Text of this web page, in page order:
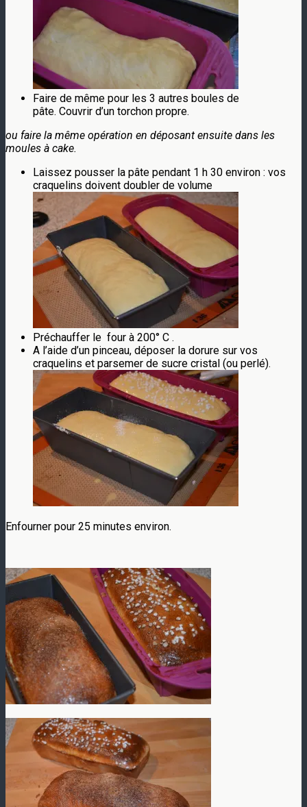
Faire de même pour les 3 autres boules de
pâte. Couvrir d’un torchon propre.
ou faire la même opération en déposant ensuite dans les
moules à cake.
Laissez pousser la pâte pendant 1 h 30 environ : vos
craquelins doivent doubler de volume
Préchauffer le four à 200° C .
A l’aide d’un pinceau, déposer la dorure sur vos
craquelins et parsemer de sucre cristal (ou perlé).
Enfourner pour 25 minutes environ.